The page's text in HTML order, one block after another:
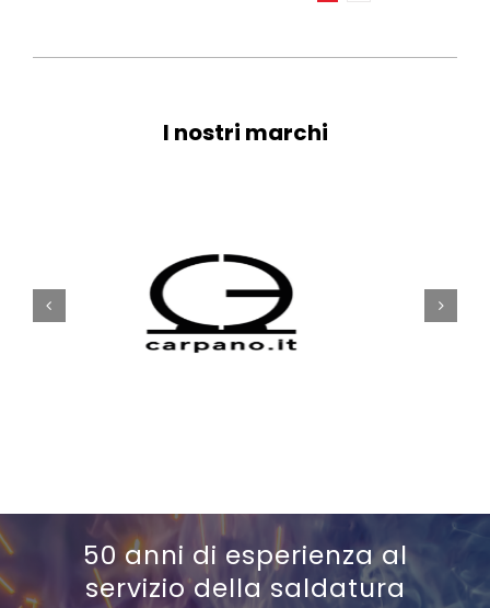
I nostri marchi
50 anni di esperienza al
servizio della saldatura